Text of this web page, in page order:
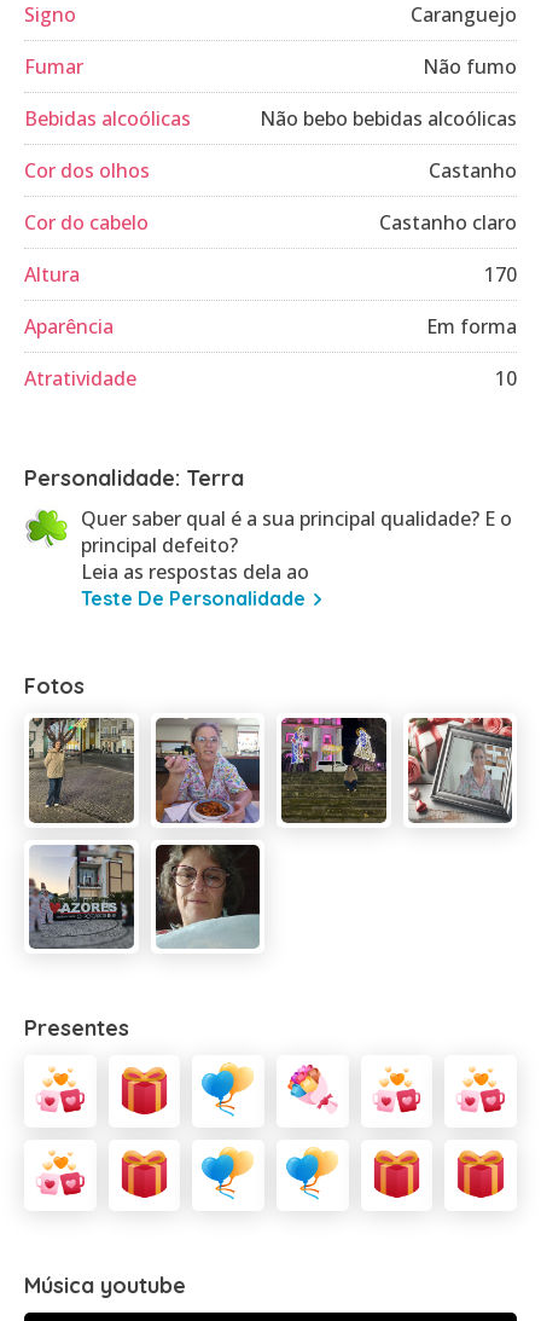
Signo
Caranguejo
Fumar
Não fumo
Bebidas alcoólicas
Não bebo bebidas alcoólicas
Cor dos olhos
Castanho
Cor do cabelo
Castanho claro
Altura
170
Aparência
Em forma
Atratividade
10
Personalidade: Terra
Quer saber qual é a sua principal qualidade? E o
principal defeito?
Leia as respostas dela ao
Teste De Personalidade
Fotos
Presentes
Música youtube